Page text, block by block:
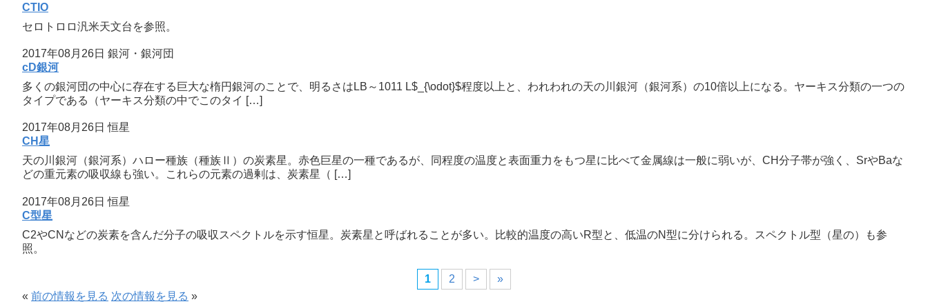
CTIO
セロトロロ汎米天文台を参照。
2017年08月26日 銀河・銀河団
cD銀河
多くの銀河団の中心に存在する巨大な楕円銀河のことで、明るさはLB～1011 L$_{\odot}$程度以上と、われわれの天の川銀河（銀河系）の10倍以上になる。ヤーキス分類の一つの
タイプである（ヤーキス分類の中でこのタイ […]
2017年08月26日 恒星
CH星
天の川銀河（銀河系）ハロー種族（種族Ⅱ）の炭素星。赤色巨星の一種であるが、同程度の温度と表面重力をもつ星に比べて金属線は一般に弱いが、CH分子帯が強く、SrやBaな
どの重元素の吸収線も強い。これらの元素の過剰は、炭素星（ […]
2017年08月26日 恒星
C型星
C2やCNなどの炭素を含んだ分子の吸収スペクトルを示す恒星。炭素星と呼ばれることが多い。比較的温度の高いR型と、低温のN型に分けられる。スペクトル型（星の）も参
照。
1 2 >
»
« 前の情報を見る 次の情報を見る »